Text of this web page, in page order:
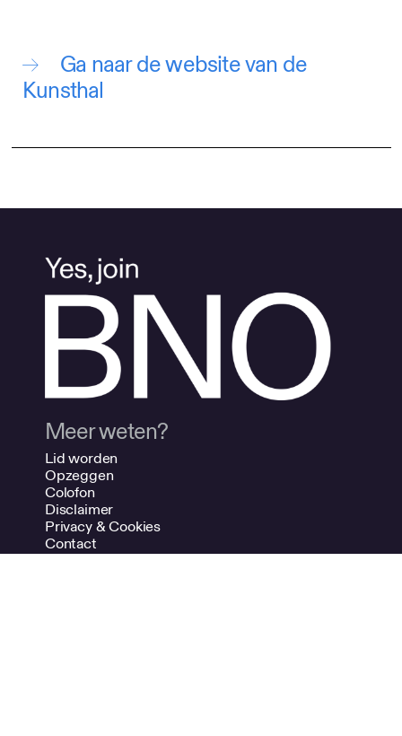
Ga naar de website van de
Kunsthal
Meer weten?
Lid worden
Opzeggen
Colofon
Disclaimer
Privacy & Cookies
Contact